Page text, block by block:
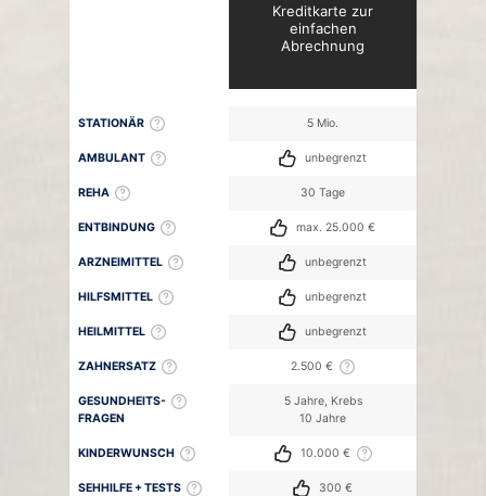
STATIONÄR
AMBULANT
REHA
ENTBINDUNG
ARZNEIMITTEL
HILFSMITTEL
HEILMITTEL
ZAHNERSATZ
GESUNDHEITS-
FRAGEN
KINDERWUNSCH
SEHHILFE + TESTS
Kreditkarte zur
einfachen
Abrechnung
5 Mio.
unbegrenzt
30 Tage
max. 25.000 €
unbegrenzt
unbegrenzt
unbegrenzt
2.500 €
5 Jahre, Krebs
10 Jahre
10.000 €
300 €